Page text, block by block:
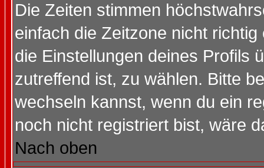
Die Zeiten stimmen
einfach die Zeitzone nicht
die Einstellungen deines Profils
zutreffend ist, zu wählen. Bitte
wechseln kannst, wenn du ein
noch nicht registriert bist, wäre
Nach oben